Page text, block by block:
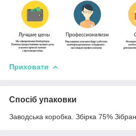
Приховати
Спосіб упаковки
Заводська коробка. Збірка 75%